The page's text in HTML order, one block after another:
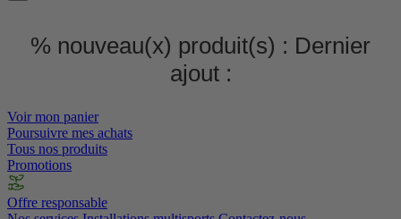
% nouveau(x) produit(s) : Dernier
ajout :
Voir mon panier
Poursuivre mes achats
Tous nos produits
Promotions
Offre responsable